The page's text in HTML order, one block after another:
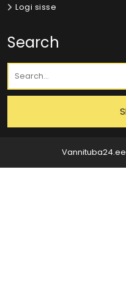
Logi sisse
Search
Vannituba24.ee